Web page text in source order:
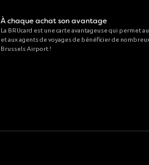
À chaque achat son avantage
La BRUcard est une carte avantageuse qui permet
et aux agents de voyages de bénéficier de
Brussels Airport!